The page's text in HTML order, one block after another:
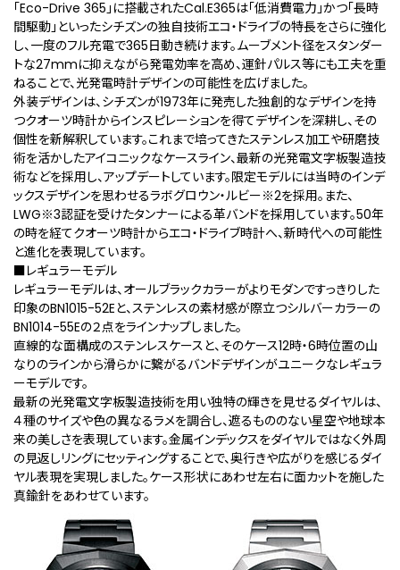
「Eco-Drive 365」に搭載されたCal.E365は「低消費電力」かつ「長時
間駆動」といったシチズンの独自技術エコ・ドライブの特長をさらに強化
し、一度のフル充電で365日動き続けます。ムーブメント径をスタンダー
トな27mmに抑えながら発電効率を高め、運針パルス等にも工夫を重
ねることで、光発電時計デザインの可能性を広げました。
外装デザインは、シチズンが1973年に発売した独創的なデザインを持
つクオーツ時計からインスピレーションを得てデザインを深耕し、その
個性を新解釈しています。これまで培ってきたステンレス加工や研磨技
術を活かしたアイコニックなケースライン、最新の光発電文字板製造技
術などを採用し、アップデートしています。限定モデルには当時のインデ
ックスデザインを思わせるラボグロウン・ルビー※2を採用。また、
LWG※3認証を受けたタンナーによる革バンドを採用しています。50年
の時を経てクオーツ時計からエコ・ドライブ時計へ、新時代への可能性
と進化を表現しています。
■レギュラーモデル
レギュラーモデルは、オールブラックカラーがよりモダンですっきりした
印象のBN1015-52Eと、ステンレスの素材感が際立つシルバーカラーの
BN1014-55Eの２点をラインナップしました。
直線的な面構成のステンレスケースと、そのケース12時・6時位置の山
なりのラインから滑らかに繋がるバンドデザインがユニークなレギュラ
ーモデルです。
最新の光発電文字板製造技術を用い独特の輝きを見せるダイヤルは、
４種のサイズや色の異なるラメを調合し、遮るもののない星空や地球本
来の美しさを表現しています。金属インデックスをダイヤルではなく外周
の見返しリングにセッティングすることで、奥行きや広がりを感じるダイ
ヤル表現を実現しました。ケース形状にあわせ左右に面カットを施した
真鍮針をあわせています。